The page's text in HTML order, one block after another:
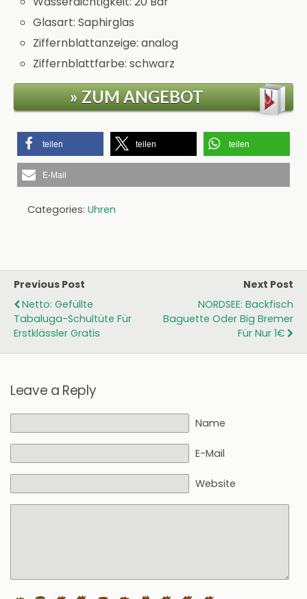
Glasart: Saphirglas
Ziffernblattanzeige: analog
Ziffernblattfarbe: schwarz
» ZUM ANGEBOT
teilen teilen teilen
E-Mail
Categories: Uhren
Previous Post
Netto: Gefüllte
Tabaluga-Schultüte Für
Erstklässler Gratis
Next Post
NORDSEE: Backfisch
Baguette Oder Big Bremer
Für Nur 1€
Leave a Reply
Name
E-Mail
Website